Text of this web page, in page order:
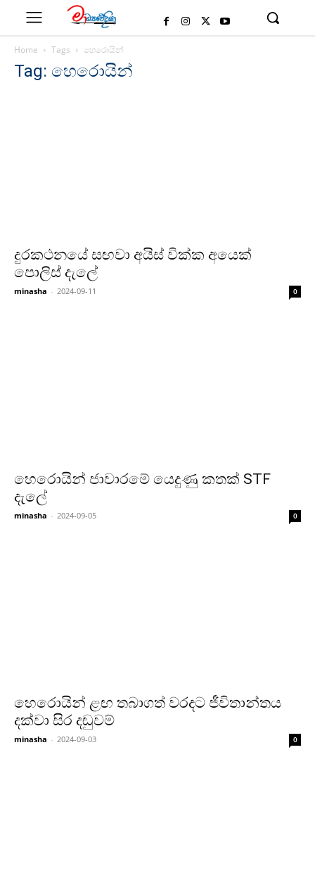
Home Tags හෙරොයින්
Tag: හෙරොයින්
දුරකථනයේ සඟවා අයිස් වික්ක අයෙක්
පොලිස් දැලේ
minasha - 2024-09-11 0
හෙරොයින් ජාවාරමේ යෙදුණු කතක් STF
දැලේ
minasha - 2024-09-05 0
හෙරොයින් ළඟ තබාගත් වරදට ජීවිතාන්තය
දක්වා සිර දඬුවම්
minasha - 2024-09-03 0